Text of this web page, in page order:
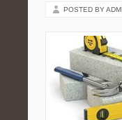
POSTED BY